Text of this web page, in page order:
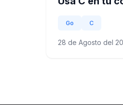
Go C
28 de Agosto del